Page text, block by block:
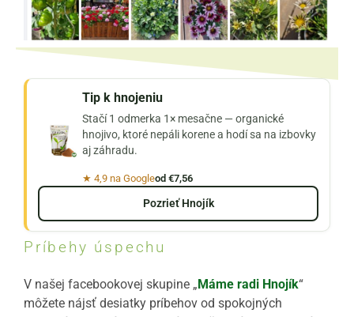
Tip k hnojeniu
Stačí 1 odmerka 1× mesačne — organické
hnojivo, ktoré nepáli korene a hodí sa na izbovky
aj záhradu.
★ 4,9 na Googleod €7,56
Pozrieť Hnojík
Príbehy úspechu
V našej facebookovej skupine „Máme radi Hnojík“
môžete nájsť desiatky príbehov od spokojných